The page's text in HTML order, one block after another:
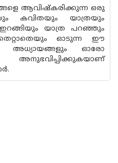
ആവിഷ്‌കരിക്കുന്ന ഒരു
കവിതയും യാത്രയും
യാത്ര പറഞ്ഞും
തെറ്റാതെയും ഓടുന്ന ഈ
അധ്യായങ്ങളും ഓരോ
അനുഭവിപ്പിക്കുകയാണ്